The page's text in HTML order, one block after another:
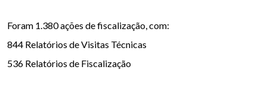
Foram 1.380 ações de fiscalização, com:
844 Relatórios de Visitas Técnicas
536 Relatórios de Fiscalização